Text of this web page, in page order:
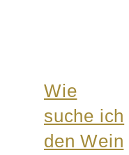
Wie
suche ich
den Wein